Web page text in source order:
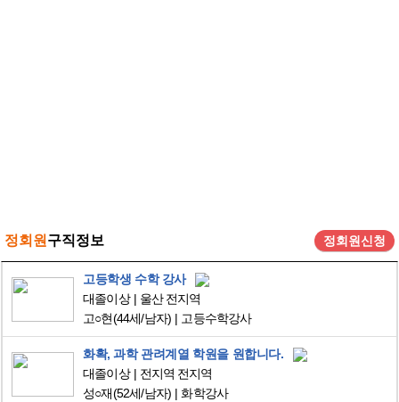
정회원 구직정보 정회원신청
고등학생 수학 강사
대졸이상
울산 전지역
고○현(44세/남자) 고등수학강사
화확, 과학 관려계열 학원을 원합니다.
대졸이상
전지역 전지역
성○재(52세/남자) 화학강사